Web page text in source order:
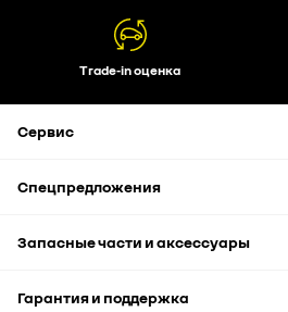
Trade-in оценка
Сервис
Диагностика и ремонт
Спецпредложения
Запчасти и аксессуары
Рассрочка
Запасные части и аксессуары
Аксессуары и сувениры
Гарантия и поддержка